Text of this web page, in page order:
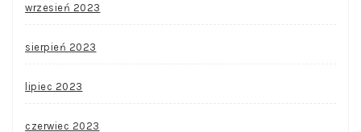
wrzesień 2023
sierpień 2023
lipiec 2023
czerwiec 2023